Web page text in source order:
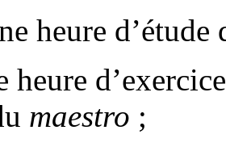
heure d’étude
heure
maestro ;